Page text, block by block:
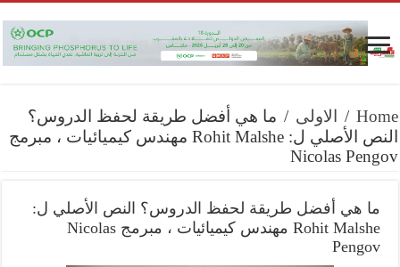
Home
/ الاولى / ما هي أفضل طريقة لحفظ الدروس؟
النص الأصلي ل: Rohit Malshe مهندس كيميائيات ، مبرمج
Nicolas Pengov
ما هي أفضل طريقة لحفظ الدروس؟ النص الأصلي ل:
Rohit Malshe مهندس كيميائيات ، مبرمج Nicolas
Pengov